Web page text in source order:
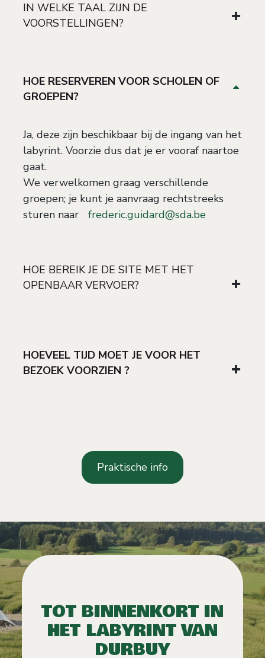
IN WELKE TAAL ZIJN DE
VOORSTELLINGEN?
HOE RESERVEREN VOOR SCHOLEN OF
GROEPEN?
Ja, deze zijn beschikbaar bij de ingang van het
labyrint. Voorzie dus dat je er vooraf naartoe
gaat.
We verwelkomen graag verschillende
groepen; je kunt je aanvraag rechtstreeks
sturen naar
frederic.guidard@sda.be
HOE BEREIK JE DE SITE MET HET
OPENBAAR VERVOER?
HOEVEEL TIJD MOET JE VOOR HET
BEZOEK VOORZIEN ?
Praktische info
TOT BINNENKORT IN
HET LABYRINT VAN
DURBUY